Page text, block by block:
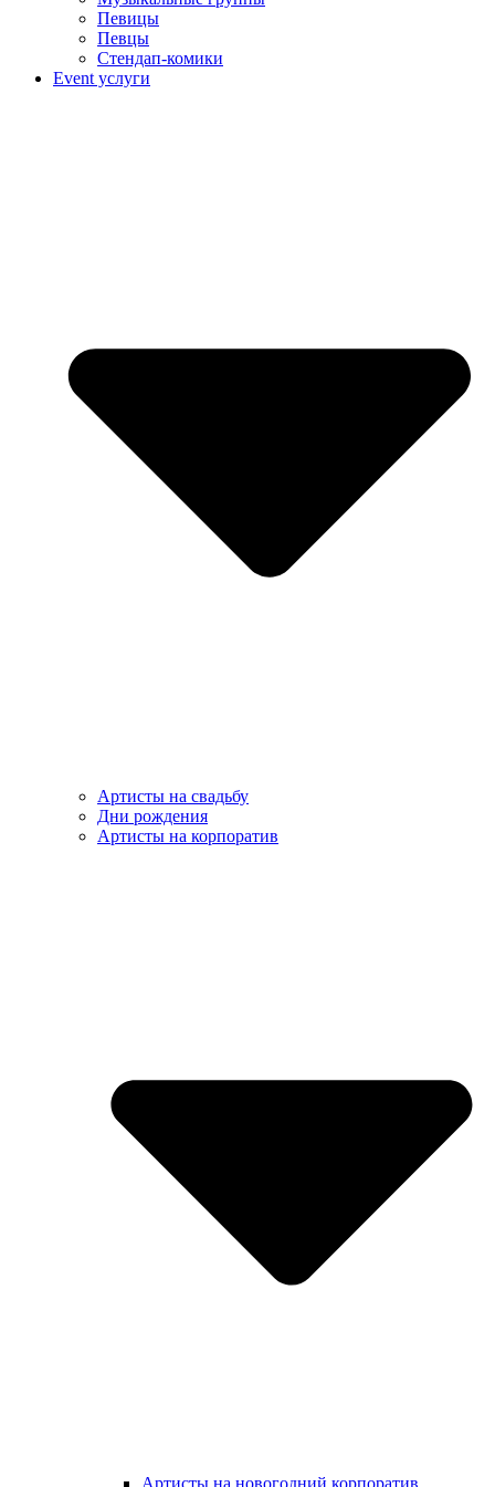
Певицы
Певцы
Стендап-комики
Event услуги
Артисты на свадьбу
Дни рождения
Артисты на корпоратив
Артисты на новогодний корпоратив